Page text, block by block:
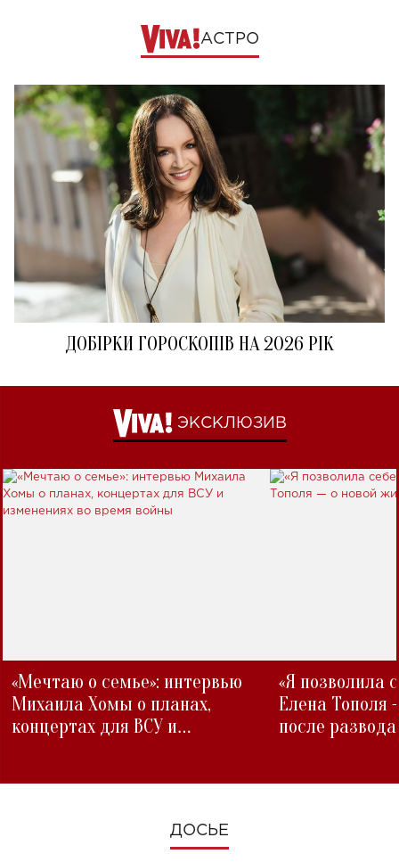
АСТРО
ДОБІРКИ ГОРОСКОПІВ НА 2026 РІК
ЭКСКЛЮЗИВ
«Мечтаю о семье»: интервью
Михаила Хомы о планах,
концертах для ВСУ и
«Я позволила
Елена Тополя
после развода
ДОСЬЕ